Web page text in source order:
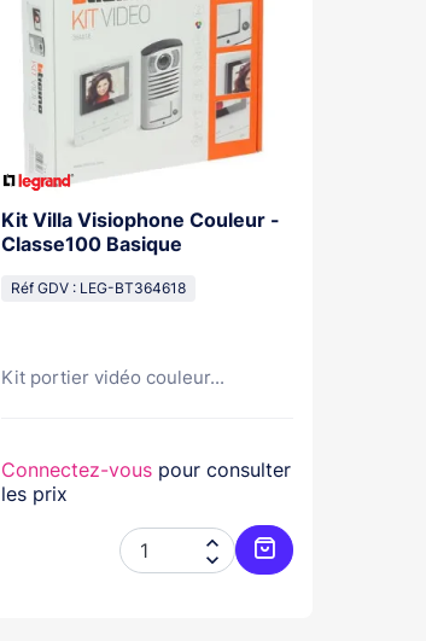
Kit Villa Visiophone Couleur -
Classe100 Basique
Réf GDV : LEG-BT364618
Kit portier vidéo couleur...
Connectez-vous pour consulter
les prix


Ajouter au panier